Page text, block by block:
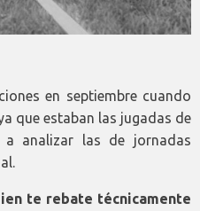
en septiembre cuando
que estaban las jugadas de
analizar las de jornadas
te rebate técnicamente